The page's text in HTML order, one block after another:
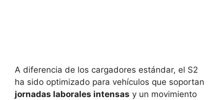
A diferencia de los cargadores estándar, el S2
ha sido optimizado para vehículos que soportan
jornadas laborales intensas y un movimiento